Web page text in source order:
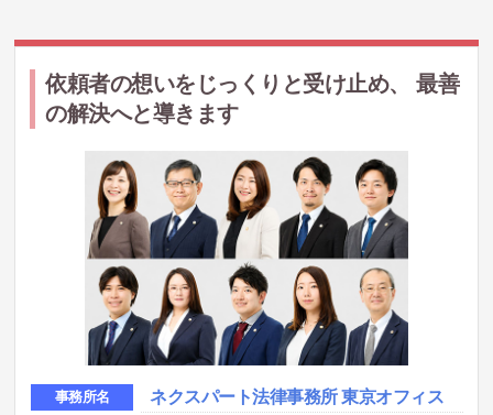
依頼者の想いをじっくりと受け止め、 最善
の解決へと導きます
事務所名 ネクスパート法律事務所 東京オフィス